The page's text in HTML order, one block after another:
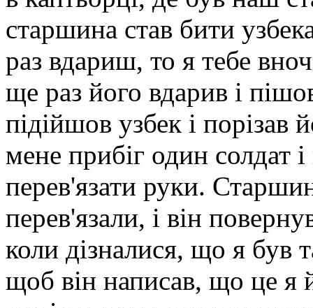
старшина став бити
раз вдариш, то я тебе
ще раз його вдарив і
підійшов узбек і порізав
мене прибіг один
перев'язати руки.
перев'язали, і він
коли дізналися, що я був
щоб він написав, що це я